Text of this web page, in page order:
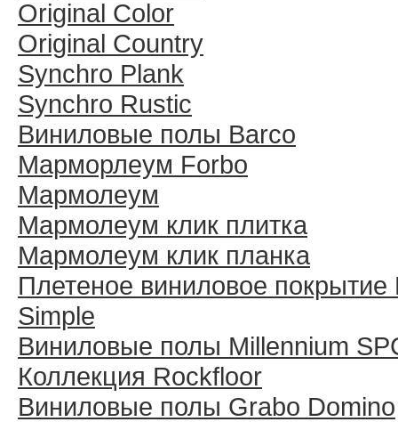
Original Color
Original Country
Synchro Plank
Synchro Rustic
Виниловые полы Barco
Марморлеум Forbo
Мармолеум
Мармолеум клик плитка
Мармолеум клик планка
Плетеное виниловое покрытие
Simple
Виниловые полы Millennium
Коллекция Rockfloor
Виниловые полы Grabo Domino